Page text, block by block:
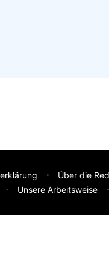
Über die
Unsere Arbeitsweise